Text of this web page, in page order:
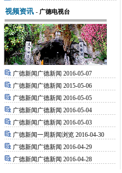
视频资讯 - 广德电视台
广德新闻广德新闻 2016-05-07
广德新闻广德新闻 2015-05-06
广德新闻广德新闻 2016-05-05
广德新闻广德新闻 2016-05-04
广德新闻广德新闻 2016-05-03
广德新闻一周新闻浏览 2016-04-30
广德新闻广德新闻 2016-04-29
广德新闻广德新闻 2016-04-28